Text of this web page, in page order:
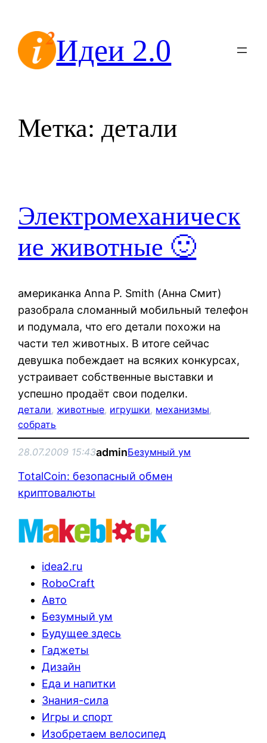
содержимомуИдеи 2.0
Метка:детали
Электромеханическ
ие животные 🙂
американка Anna P. Smith (Анна Смит)
разобрала сломанный мобильный телефон
и подумала, что его детали похожи на
части тел животных. В итоге сейчас
девушка побеждает на всяких конкурсах,
устраивает собственные выставки и
успешно продаёт свои поделки.
детали, животные, игрушки, механизмы
собрать
28.07.2009 15:43adminБезумный ум
TotalCoin: безопасный обмен
криптовалюты
idea2.ru
RoboCraft
Авто
Безумный ум
Будущее здесь
Гаджеты
Дизайн
Еда и напитки
Знания-сила
Игры и спорт
Изобретаем велосипед